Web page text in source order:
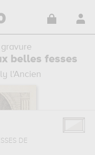
belles fesses
l'Ancien
DE